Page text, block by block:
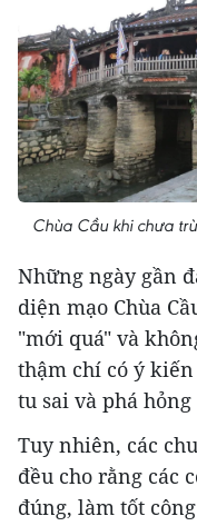
Chùa Cầu khi chưa
Những ngày gần
diện mạo Chùa
"mới quá" và
thậm chí có ý
tu sai và phá hỏng
Tuy nhiên, các
đều cho rằng các
đúng, làm tốt